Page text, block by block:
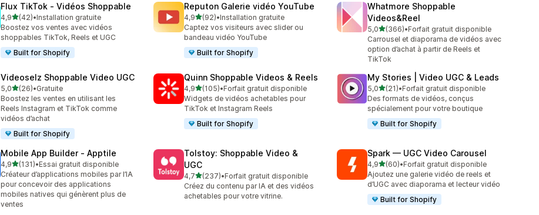
Flux TikTok ‑ Vidéos Shoppable
4,9étoile(s) sur 5
(42)
42 avis au total
•Installation gratuite
Boostez vos ventes avec vidéos
shoppables TikTok, Reels et UGC
Built for Shopify
Reputon Galerie vidéo YouTube
4,9étoile(s) sur 5
(92)
92 avis au total
•Installation gratuite
Captez vos visiteurs avec slider ou
bandeau vidéo YouTube
Built for Shopify
Whatmore Shoppable
Videos&Reel
5,0étoile(s) sur 5
(366)
366 avis au total
•Forfait gratuit disponible
Carrousel et diaporama de vidéos avec
option d’achat à partir de Reels et
TikTok
Videoselz Shoppable Video UGC
5,0étoile(s) sur 5
(26)
26 avis au total
•Gratuite
Boostez les ventes en utilisant les
Reels Instagram et TikTok comme
vidéos d’achat
Built for Shopify
Quinn Shoppable Videos & Reels
4,9étoile(s) sur 5
(105)
105 avis au total
•Forfait gratuit disponible
Widgets de vidéos achetables pour
TikTok et Instagram Reels
Built for Shopify
My Stories | Video UGC & Leads
5,0étoile(s) sur 5
(21)
21 avis au total
•Forfait gratuit disponible
Des formats de vidéos, conçus
spécialement pour votre boutique
Built for Shopify
Mobile App Builder ‑ Apptile
4,9étoile(s) sur 5
(131)
131 avis au total
•Essai gratuit disponible
Créateur d’applications mobiles par l’IA
pour concevoir des applications
mobiles natives qui génèrent plus de
ventes
Tolstoy: Shoppable Video &
UGC
4,7étoile(s) sur 5
(237)
237 avis au total
•Forfait gratuit disponible
Créez du contenu par IA et des vidéos
achetables pour votre vitrine.
Spark — UGC Video Carousel
4,9étoile(s) sur 5
(60)
60 avis au total
•Forfait gratuit disponible
Ajoutez une galerie vidéo de reels et
d’UGC avec diaporama et lecteur vidéo
Built for Shopify